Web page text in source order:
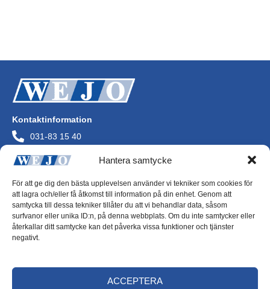
Hantera samtycke
För att ge dig den bästa upplevelsen använder vi tekniker som cookies för
att lagra och/eller få åtkomst till information på din enhet. Genom att
samtycka till dessa tekniker tillåter du att vi behandlar data, såsom
surfvanor eller unika ID:n, på denna webbplats. Om du inte samtycker eller
återkallar ditt samtycke kan det påverka vissa funktioner och tjänster
negativt.
ACCEPTERA
Kontaktinformation
031-83 15 40
info@wejo.se
Askims Verkstadsväg
436 34 Askim
Org.nr 556072-0244
Integritetspolicy
Cookiepolicy